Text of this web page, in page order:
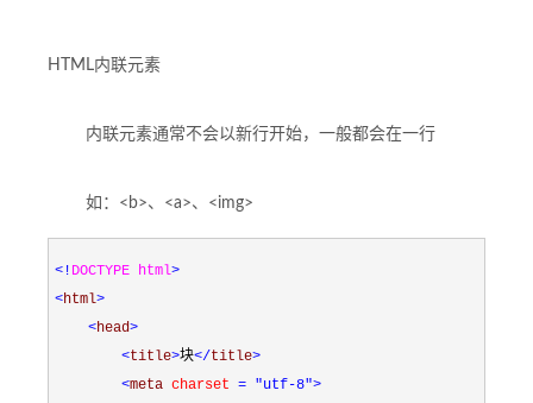
HTML内联元素
内联元素通常不会以新行开始，一般都会在一行
如：<b>、<a>、<img>
<! DOCTYPE html>
<html>
<head>
<title>块</title>
<meta charset = "utf-8">